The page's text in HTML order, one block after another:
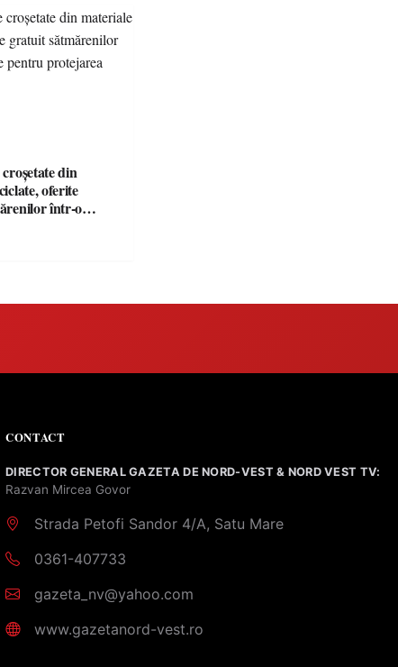
croșetate din
oferite
într-o
CONTACT
DIRECTOR GENERAL GAZETA DE NORD-VEST & NORD VEST TV:
Razvan Mircea Govor
Strada Petofi Sandor 4/A, Satu Mare
0361-407733
gazeta_nv@yahoo.com
www.gazetanord-vest.ro